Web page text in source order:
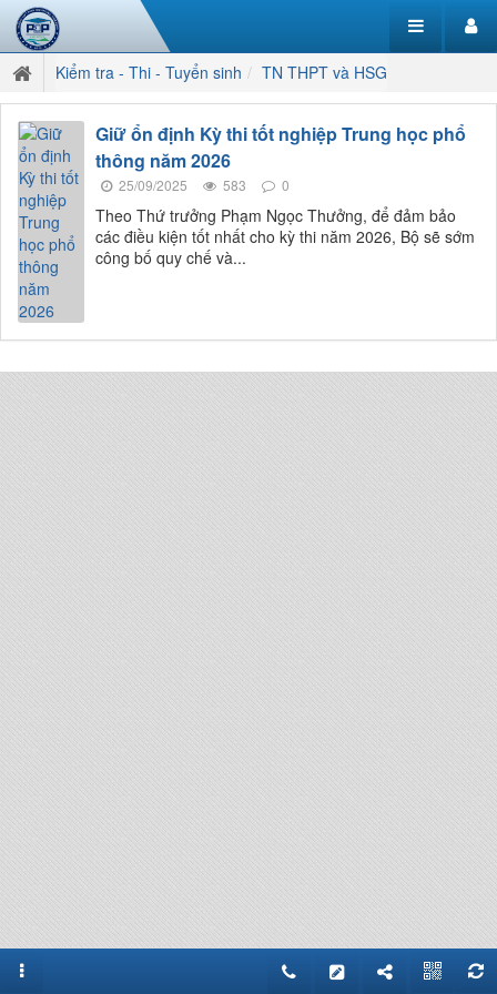
Kiểm tra - Thi - Tuyển sinh TN THPT và HSG
Giữ ổn định Kỳ thi tốt nghiệp Trung học phổ
thông năm 2026
25/09/2025 583 0
Theo Thứ trưởng Phạm Ngọc Thưởng, để đảm bảo
các điều kiện tốt nhất cho kỳ thi năm 2026, Bộ sẽ sớm
công bố quy chế và...